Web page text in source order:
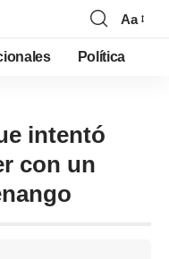
Aa
Política
intentó
con un